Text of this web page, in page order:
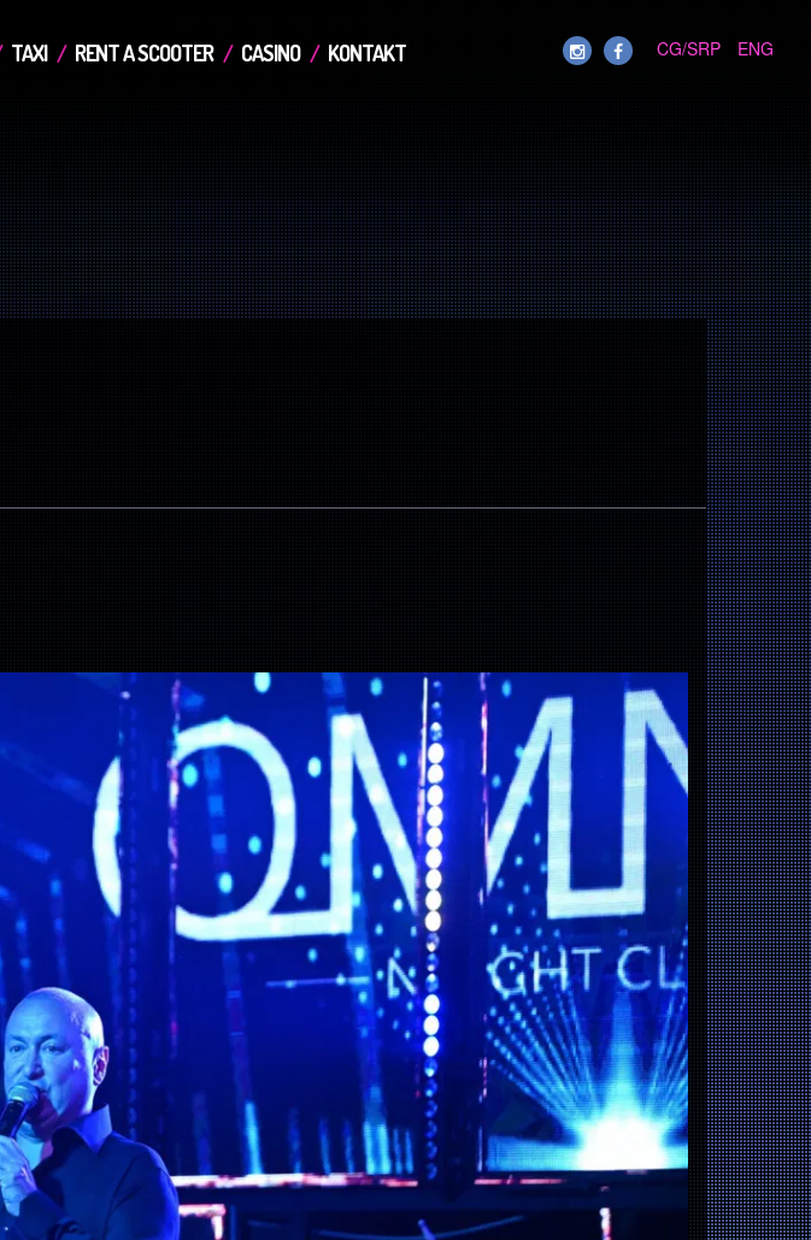
TAXI RENT A SCOOTER CASINO KONTAKT CG/SRP ENG